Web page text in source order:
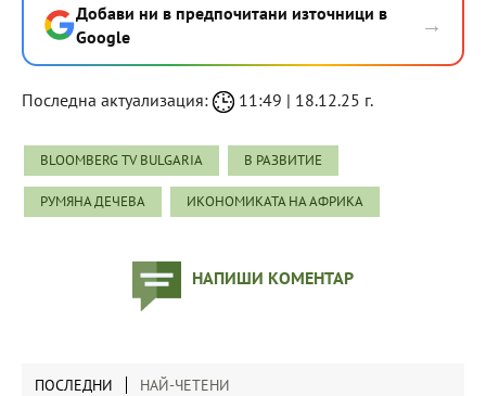
Добави ни в предпочитани източници в
Google
→
Последна актуализация: 11:49 | 18.12.25 г.
BLOOMBERG TV BULGARIA В РАЗВИТИЕ
РУМЯНА ДЕЧЕВА ИКОНОМИКАТА НА АФРИКА
НАПИШИ КОМЕНТАР
ПОСЛЕДНИ НАЙ-ЧЕТЕНИ